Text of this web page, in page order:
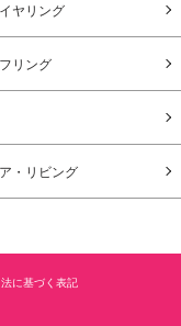
ヤリング
リング
・リビング
に基づく表記